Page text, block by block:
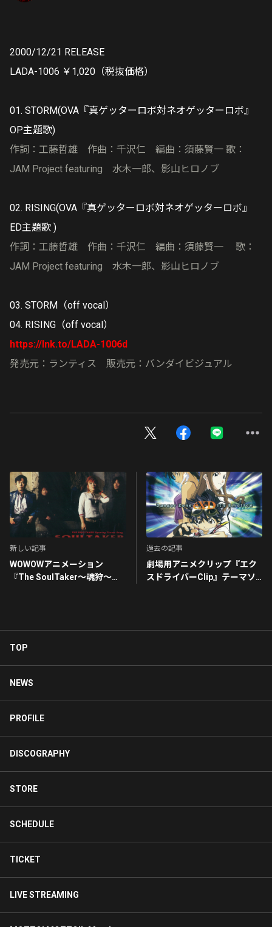
2000/12/21 RELEASE
LADA-1006 ￥1,020（税抜価格）
01. STORM(OVA『真ゲッターロボ対ネオゲッターロボ』
OP主題歌)
作詞：工藤哲雄 作曲：千沢仁 編曲：須藤賢一 歌：
JAM Project featuring 水木一郎、影山ヒロノブ
02. RISING(OVA『真ゲッターロボ対ネオゲッターロボ』
ED主題歌 )
作詞：工藤哲雄 作曲：千沢仁 編曲：須藤賢一 歌：
JAM Project featuring 水木一郎、影山ヒロノブ
03. STORM（off vocal）
04. RISING（off vocal）
https://lnk.to/LADA-1006d
発売元：ランティス 販売元：バンダイビジュアル
新しい記事
WOWOWアニメーション
『The SoulTaker〜魂狩〜』
過去の記事
劇場用アニメクリップ『エク
スドライバーClip』テーマソ
TOP
NEWS
PROFILE
DISCOGRAPHY
STORE
SCHEDULE
TICKET
LIVE STREAMING